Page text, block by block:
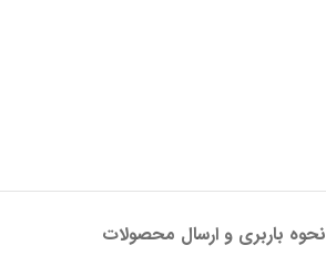
نحوه باربری و ارسال محصولات